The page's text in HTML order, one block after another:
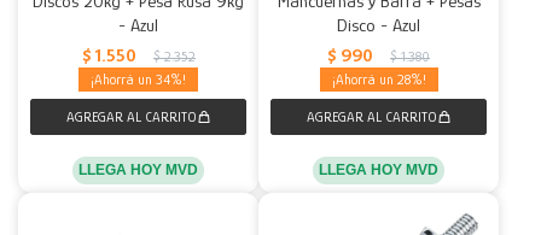
- Azul
$ 1.550 $ 2.352
34
LLEGA HOY MVD
Disco - Azul
$ 990 $ 1.380
28
LLEGA HOY MVD
Mesas
Calefactores
Acolchados y Frazadas
Fundas
Decoración
Accesorios para el hogar
Herramientas
Accesorios
Muebles Infantiles